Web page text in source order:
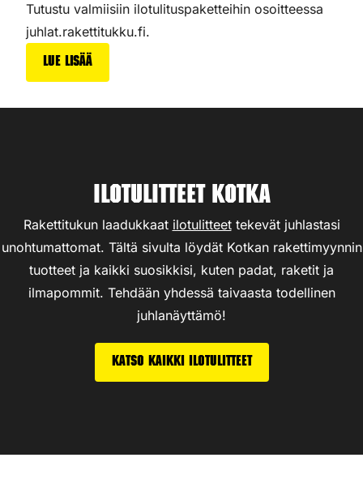
Tutustu valmiisiin ilotulituspaketteihin osoitteessa
juhlat.rakettitukku.fi.
Lue lisää
Ilotulitteet Kotka
Rakettitukun laadukkaat ilotulitteettekevät juhlastasi
unohtumattomat. Tältä sivulta löydät Kotkan rakettimyynnin
tuotteet ja kaikki suosikkisi, kuten padat, raketit ja
ilmapommit. Tehdään yhdessä taivaasta todellinen
juhlanäyttämö!
Katso kaikki ilotulitteet